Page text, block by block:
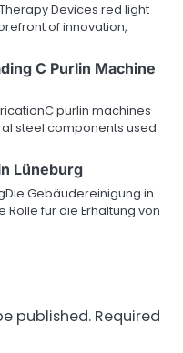
Devices red light
of innovation,
C Purlin Machine
purlin machines
steel components used
Lüneburg
Gebäudereinigung in
für die Erhaltung von
published. Required